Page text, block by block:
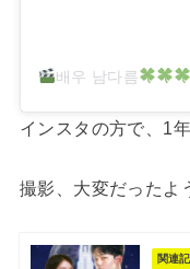
배우 남다름
インスタの方で、1
撮影、大変だったよ
関連